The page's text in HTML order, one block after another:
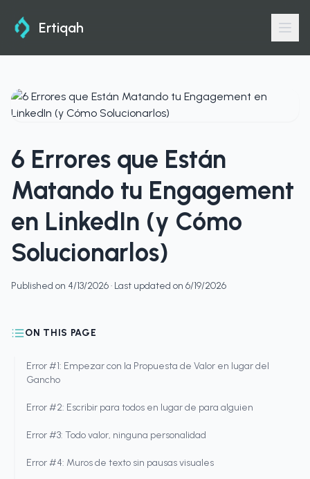
Ertiqah
6 Errores que Están
Matando tu Engagement
en LinkedIn (y Cómo
Solucionarlos)
Published on 4/13/2026· Last updated on 6/19/2026
ON THIS PAGE
Error #1: Empezar con la Propuesta de Valor en lugar del
Gancho
Error #2: Escribir para todos en lugar de para alguien
Error #3: Todo valor, ninguna personalidad
Error #4: Muros de texto sin pausas visuales